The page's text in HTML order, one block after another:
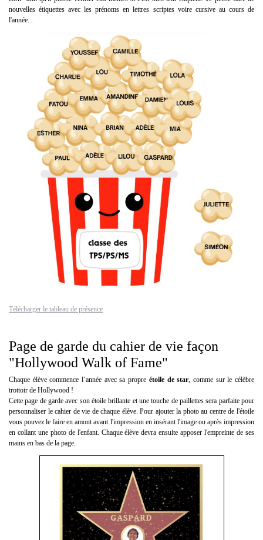
nouvelles étiquettes avec les prénoms en lettres scriptes voire cursive au cours de
l'année...
Télécharger le tableau de présence
Page de garde du cahier de vie façon
"Hollywood Walk of Fame"
Chaque élève commence l’année avec sa propre étoile de star, comme sur le célèbre
trottoir de Hollywood !
Cette page de garde avec son étoile brillante et une touche de paillettes sera parfaite pour
personnaliser le cahier de vie de chaque élève. Pour ajouter la photo au centre de l'étoile
vous pouvez le faire en amont avant l'impression en insérant l'image ou après impression
en collant une photo de l'enfant. Chaque élève devra ensuite apposer l'empreinte de ses
mains en bas de la page.